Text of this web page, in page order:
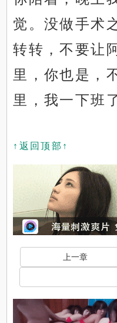
觉。没做手术
转转，不要让
里，你也是，
里，我一下班
↑返回顶部↑
上一章